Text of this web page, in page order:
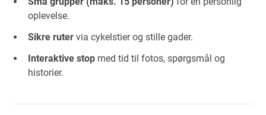
oplevelse.
Sikre ruter via cykelstier og stille gader.
Interaktive stop med tid til fotos, spørgsmål og
historier.